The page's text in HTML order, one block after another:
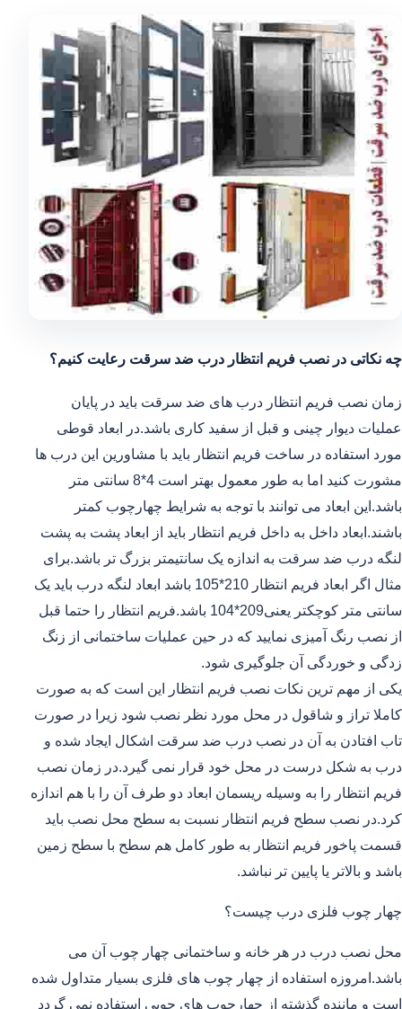
چه نکاتی در نصب فریم انتظار درب ضد سرقت رعایت کنیم؟
زمان نصب فریم انتظار درب های ضد سرقت باید در پایان
عملیات دیوار چینی و قبل از سفید کاری باشد.در ابعاد قوطی
مورد استفاده در ساخت فریم انتظار باید با مشاورین این درب ها
مشورت کنید اما به طور معمول بهتر است 4*8 سانتی متر
باشد.این ابعاد می توانند با توجه به شرایط چهارچوب کمتر
باشند.ابعاد داخل به داخل فریم انتظار باید از ابعاد پشت به پشت
لنگه درب ضد سرقت به اندازه یک سانتیمتر بزرگ تر باشد.برای
مثال اگر ابعاد فریم انتظار 210*105 باشد ابعاد لنگه درب باید یک
سانتی متر کوچکتر یعنی209*104 باشد.فریم انتظار را حتما قبل
از نصب رنگ آمیزی نمایید که در حین عملیات ساختمانی از زنگ
زدگی و خوردگی آن جلوگیری شود.
یکی از مهم ترین نکات نصب فریم انتظار این است که به صورت
کاملا تراز و شاقول در محل مورد نظر نصب شود زیرا در صورت
تاب افتادن به آن در نصب درب ضد سرقت اشکال ایجاد شده و
درب به شکل درست در محل خود قرار نمی گیرد.در زمان نصب
فریم انتظار را به وسیله ریسمان ابعاد دو طرف آن را با هم اندازه
کرد.در نصب سطح فریم انتظار نسبت به سطح محل نصب باید
قسمت پاخور فریم انتظار به طور کامل هم سطح با سطح زمین
باشد و بالاتر یا پایین تر نباشد.
چهار چوب فلزی درب چیست؟
محل نصب درب در هر خانه و ساختمانی چهار چوب آن می
باشد.امروزه استفاده از چهار چوب های فلزی بسیار متداول شده
است و ماننده گذشته از چهارچوب های چوبی استفاده نمی گردد